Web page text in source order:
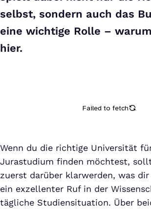
selbst, sondern auch das
eine wichtige Rolle –
hier.
Wenn du die richtige Universität
Jurastudium finden möchtest,
zuerst darüber klarwerden, was
ein exzellenter Ruf in der
tägliche Studiensituation. Über